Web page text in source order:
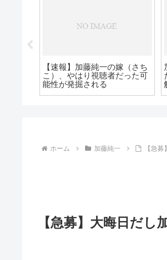
ホーム 加藤純一 【急
【急募】大晦日だ